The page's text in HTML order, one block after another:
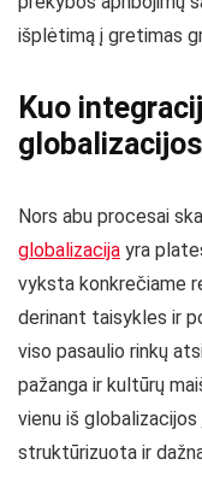
išplėtimą į gretimas
Kuo
Nors abu procesai
globalizacija yra
vyksta konkrečiame
derinant taisykles ir
viso pasaulio rinkų
pažanga ir kultūrų
vienu iš globalizacijos
struktūrizuota ir